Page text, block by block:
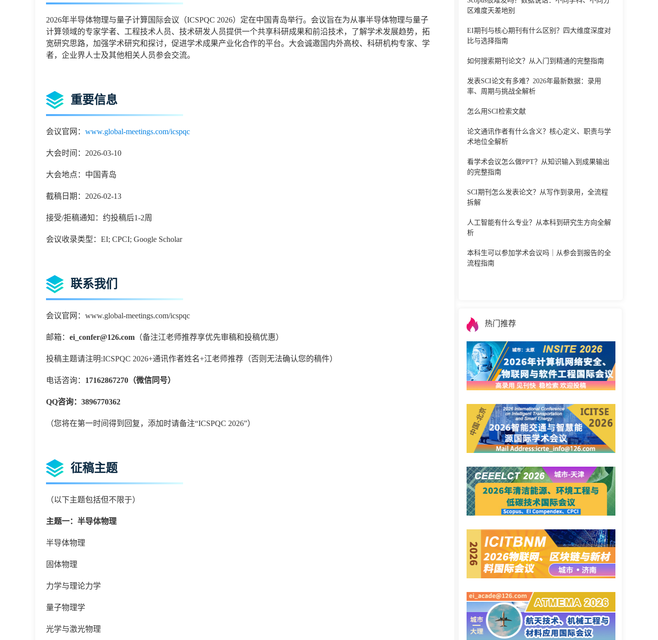
2026年半导体物理与量子计算国际会议（ICSPQC 2026）定在中国青岛举行。会议旨在为从事半导体物理与量子
计算领域的专家学者、工程技术人员、技术研发人员提供一个共享科研成果和前沿技术，了解学术发展趋势，拓
宽研究思路，加强学术研究和探讨，促进学术成果产业化合作的平台。大会诚邀国内外高校、科研机构专家、学
者，企业界人士及其他相关人员参会交流。
重要信息
会议官网： www.global-meetings.com/icspqc
大会时间：2026-03-10
大会地点：中国青岛
截稿日期：2026-02-13
接受/拒稿通知：约投稿后1-2周
会议收录类型：EI; CPCI; Google Scholar
联系我们
会议官网：www.global-meetings.com/icspqc
邮箱： ei_confer@126.com （备注江老师推荐享优先审稿和投稿优惠）
投稿主题请注明:ICSPQC 2026+通讯作者姓名+江老师推荐（否则无法确认您的稿件）
电话咨询： 17162867270（微信同号）
QQ咨询：3896770362
（您将在第一时间得到回复，添加时请备注“ICSPQC 2026”）
征稿主题
（以下主题包括但不限于）
主题一：半导体物理
半导体物理
固体物理
力学与理论力学
量子物理学
光学与激光物理
区难度天差地别
EI期刊与核心期刊有什么区别？四大维度深度对
比与选择指南
如何搜索期刊论文？从入门到精通的完整指南
发表SCI论文有多难？2026年最新数据：录用
率、周期与挑战全解析
怎么用SCI检索文献
论文通讯作者有什么含义？核心定义、职责与学
术地位全解析
看学术会议怎么做PPT？从知识输入到成果输出
的完整指南
SCI期刊怎么发表论文？从写作到录用，全流程
拆解
人工智能有什么专业？从本科到研究生方向全解
析
本科生可以参加学术会议吗｜从参会到报告的全
流程指南
热门推荐